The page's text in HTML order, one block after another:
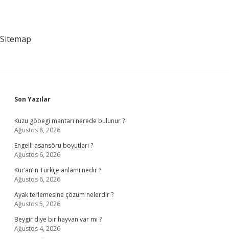
Sitemap
Sidebar
Son Yazılar
Kuzu göbegi mantarı nerede bulunur ?
Ağustos 8, 2026
Engelli asansörü boyutları ?
Ağustos 6, 2026
Kur’an’ın Türkçe anlamı nedir ?
Ağustos 6, 2026
Ayak terlemesine çözüm nelerdir ?
Ağustos 5, 2026
Beygir diye bir hayvan var mı ?
Ağustos 4, 2026